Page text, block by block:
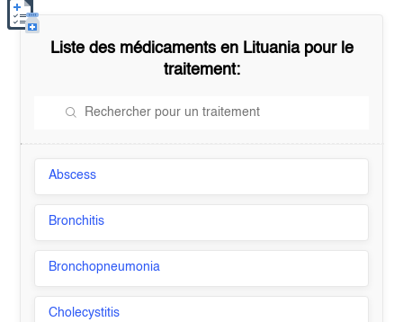
Liste des médicaments en Lituaniapour le
traitement:
Abscess
Bronchitis
Bronchopneumonia
Cholecystitis